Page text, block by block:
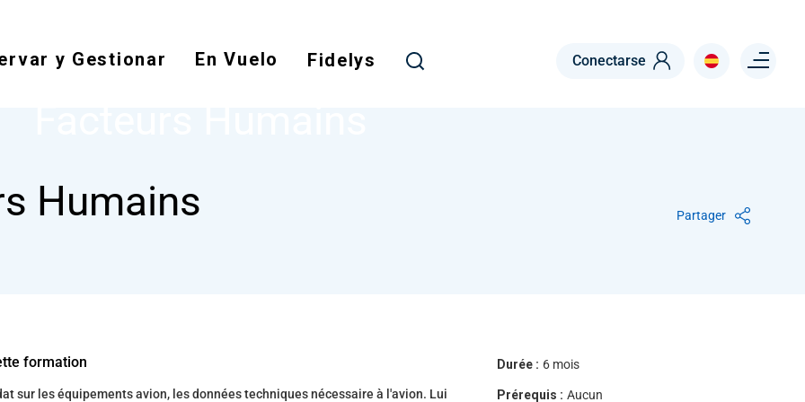
contenido
y Gestionar En Vuelo Fidelys Conectarse Menu right
NODE FACTEURS HUMAINS
Humains Partager
formation
sur les équipements avion, les données techniques nécessaire à l'avion. Lui
Durée : 6 mois
Prérequis : Aucun